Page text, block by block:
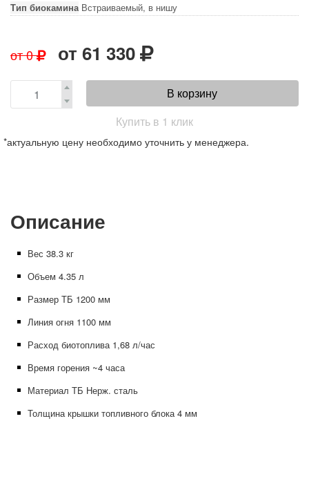
Тип биокамина Встраиваемый, в нишу
от0 от 61 330
В корзину
Купить в 1 клик
*актуальную цену необходимо уточнить у менеджера.
Описание
Вес 38.3 кг
Объем 4.35 л
Размер ТБ 1200 мм
Линия огня 1100 мм
Расход биотоплива 1,68 л/час
Время горения ~4 часа
Материал ТБ Нерж. сталь
Толщина крышки топливного блока 4 мм